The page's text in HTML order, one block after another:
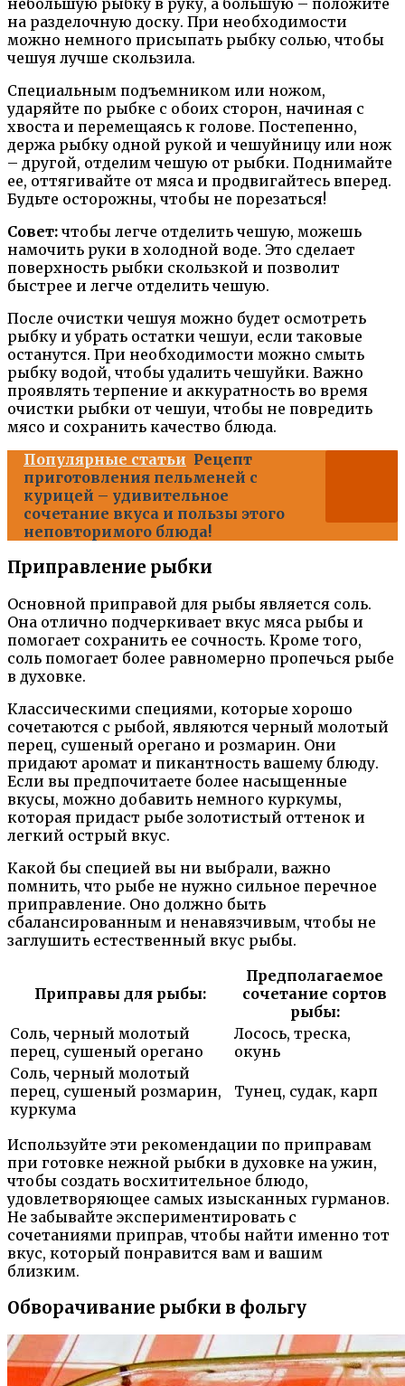
на разделочную доску. При необходимости
можно немного присыпать рыбку солью, чтобы
чешуя лучше скользила.
Специальным подъемником или ножом,
ударяйте по рыбке с обоих сторон, начиная с
хвоста и перемещаясь к голове. Постепенно,
держа рыбку одной рукой и чешуйницу или нож
– другой, отделим чешую от рыбки. Поднимайте
ее, оттягивайте от мяса и продвигайтесь вперед.
Будьте осторожны, чтобы не порезаться!
Совет: чтобы легче отделить чешую, можешь
намочить руки в холодной воде. Это сделает
поверхность рыбки скользкой и позволит
быстрее и легче отделить чешую.
После очистки чешуя можно будет осмотреть
рыбку и убрать остатки чешуи, если таковые
останутся. При необходимости можно смыть
рыбку водой, чтобы удалить чешуйки. Важно
проявлять терпение и аккуратность во время
очистки рыбки от чешуи, чтобы не повредить
мясо и сохранить качество блюда.
Популярные статьи Рецепт
приготовления пельменей с
курицей – удивительное
сочетание вкуса и пользы этого
неповторимого блюда!
Приправление рыбки
Основной приправой для рыбы является соль.
Она отлично подчеркивает вкус мяса рыбы и
помогает сохранить ее сочность. Кроме того,
соль помогает более равномерно пропечься рыбе
в духовке.
Классическими специями, которые хорошо
сочетаются с рыбой, являются черный молотый
перец, сушеный орегано и розмарин. Они
придают аромат и пикантность вашему блюду.
Если вы предпочитаете более насыщенные
вкусы, можно добавить немного куркумы,
которая придаст рыбе золотистый оттенок и
легкий острый вкус.
Какой бы специей вы ни выбрали, важно
помнить, что рыбе не нужно сильное перечное
приправление. Оно должно быть
сбалансированным и ненавязчивым, чтобы не
заглушить естественный вкус рыбы.
Приправы для рыбы:
Предполагаемое
сочетание сортов
рыбы:
Соль, черный молотый
перец, сушеный орегано
Лосось, треска,
окунь
Соль, черный молотый
перец, сушеный розмарин,
куркума
Тунец, судак, карп
Используйте эти рекомендации по приправам
при готовке нежной рыбки в духовке на ужин,
чтобы создать восхитительное блюдо,
удовлетворяющее самых изысканных гурманов.
Не забывайте экспериментировать с
сочетаниями приправ, чтобы найти именно тот
вкус, который понравится вам и вашим
близким.
Обворачивание рыбки в фольгу